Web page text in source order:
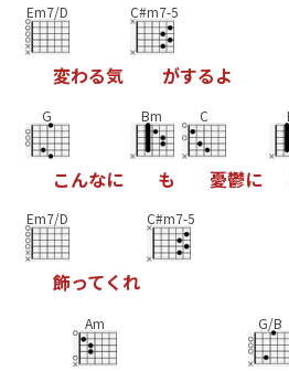
Em7/D
変わる気
C#m7-5
がするよ
G
こんなに
Bm
も
C
憂鬱に
Em7/D
飾ってく れ
C#m7-5
Am G/B